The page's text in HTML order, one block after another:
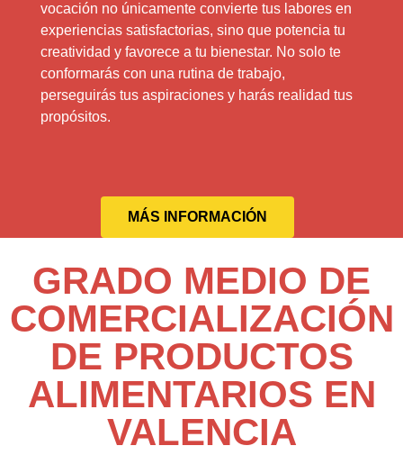
vocación no únicamente convierte tus labores en
experiencias satisfactorias, sino que potencia tu
creatividad y favorece a tu bienestar. No solo te
conformarás con una rutina de trabajo,
perseguirás tus aspiraciones y harás realidad tus
propósitos.
MÁS INFORMACIÓN
GRADO MEDIO DE
COMERCIALIZACIÓN
DE PRODUCTOS
ALIMENTARIOS EN
VALENCIA